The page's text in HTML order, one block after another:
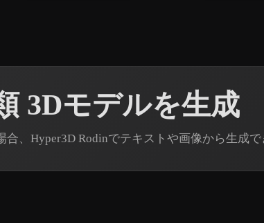
3Dモデルを生成
、Hyper3D Rodinでテキストや画像から生成で